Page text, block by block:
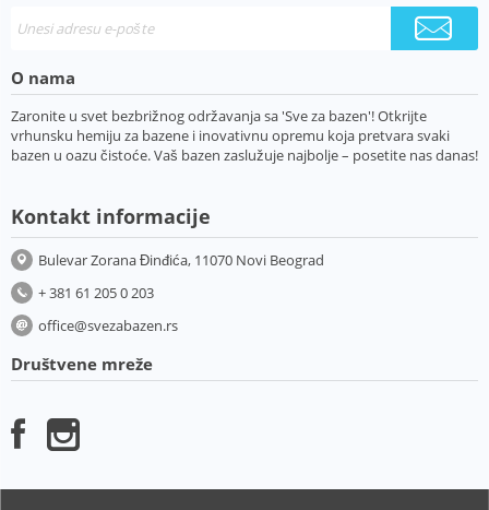
O nama
Zaronite u svet bezbrižnog održavanja sa 'Sve za bazen'! Otkrijte
vrhunsku hemiju za bazene i inovativnu opremu koja pretvara svaki
bazen u oazu čistoće. Vaš bazen zaslužuje najbolje – posetite nas danas!
Kontakt informacije
Bulevar Zorana Đinđića, 11070 Novi Beograd
+ 381 61 205 0 203
office@svezabazen.rs
Društvene mreže